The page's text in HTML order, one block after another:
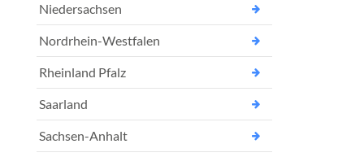
Niedersachsen
Nordrhein-Westfalen
Rheinland Pfalz
Saarland
Sachsen-Anhalt